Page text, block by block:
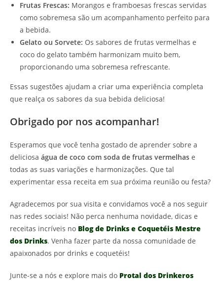
Frutas Frescas: Morangos e framboesas frescas servidas
como sobremesa são um acompanhamento perfeito para
a bebida.
Gelato ou Sorvete: Os sabores de frutas vermelhas e
coco do gelato também harmonizam muito bem,
proporcionando uma sobremesa refrescante.
Essas sugestões ajudam a criar uma experiência completa
que realça os sabores da sua bebida deliciosa!
Obrigado por nos acompanhar!
Esperamos que você tenha gostado de aprender sobre a
deliciosa água de coco com soda de frutas vermelhas e
todas as suas variações e harmonizações. Que tal
experimentar essa receita em sua próxima reunião ou festa?
Agradecemos por sua visita e convidamos você a nos seguir
nas redes sociais! Não perca nenhuma novidade, dicas e
receitas incríveis no Blog de Drinks e Coquetéis Mestre
dos Drinks. Venha fazer parte da nossa comunidade de
apaixonados por drinks e coquetéis!
Junte-se a nós e explore mais do Protal dos Drinkeros